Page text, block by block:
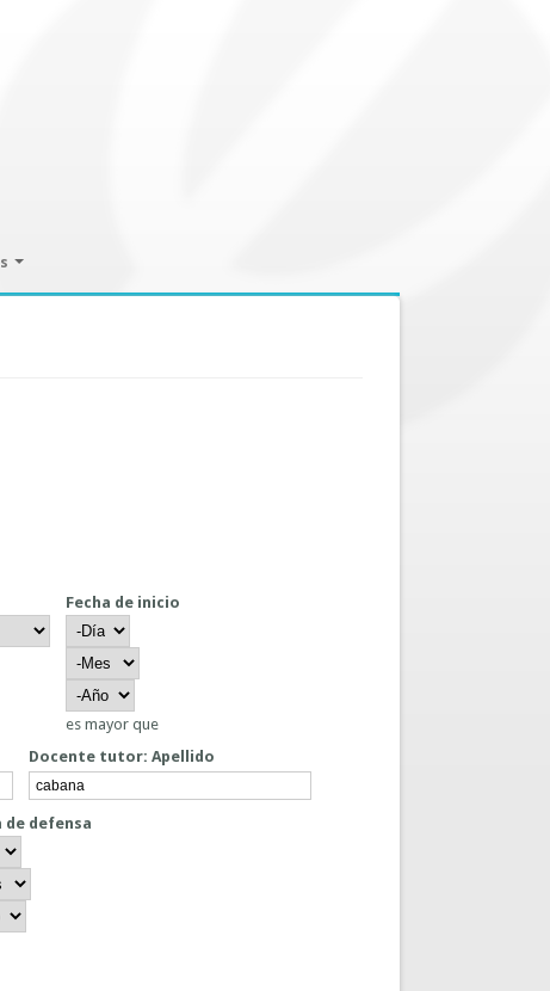
Fecha de inicio
Fecha de inicio
Día
Mes
Año
es mayor que
Docente tutor: Apellido
de defensa
de defensa